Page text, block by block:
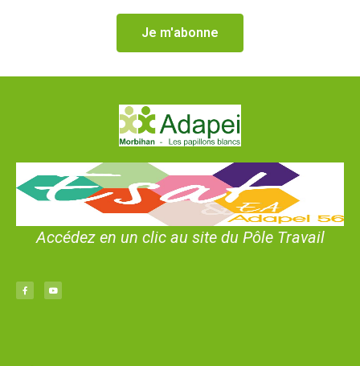
Je m'abonne
Accédez en un clic au site du Pôle Travail